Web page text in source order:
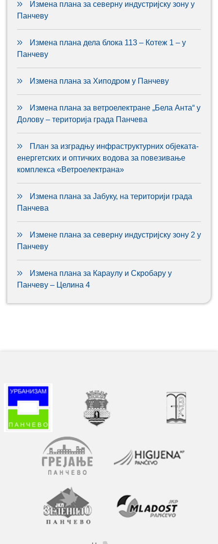
Измена плана за северну индустријску зону у
Панчеву
Измена плана дела блока 113 – Котеж 1 – у
Панчеву
Измена плана за Хиподром у Панчеву
Измена плана за ветроелектране „Бела Анта“ у
Долову – територија града Панчева
План за изградњу инфраструктурних објеката-
енергетских и оптичких водова за повезивање
комплекса «Ветроелектрана»
Измена плана за Јабуку, на територији града
Панчева
Измене плана за северну индустријску зону 2 у
Панчеву
Измена плана за Караулу и Скробару у
Панчеву – Целина 4